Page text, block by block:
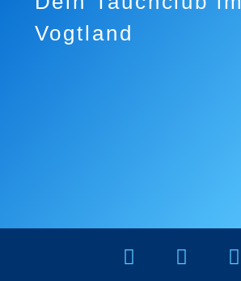
Vogtland